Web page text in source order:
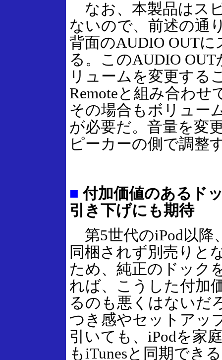
なお、本製品はス
ないので、前述の通
背面のAUDIO OUT
る。このAUDIO
リュームを変更する
Remoteと組み合わ
その場合もボリュー
が必要だ。音量を変
ピーカーの側で調整
■ 付加価値のあるド
引き下げにも期待
第5世代のiPod以降
同梱されず別売りと
ため、純正のドック
れば、こうした付加
るのも悪くはないだ
つき感やセットアッ
引いても、iPodを家
もiTunesと同期でき